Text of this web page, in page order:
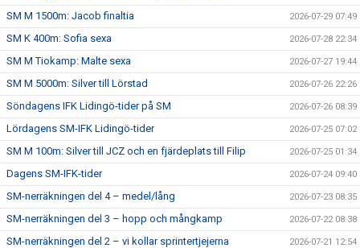
SM M 1500m: Jacob finaltia 2026-07-29 07:49
SM K 400m: Sofia sexa 2026-07-28 22:34
SM M Tiokamp: Malte sexa 2026-07-27 19:44
SM M 5000m: Silver till Lörstad 2026-07-26 22:26
Söndagens IFK Lidingö-tider på SM 2026-07-26 08:39
Lördagens SM-IFK Lidingö-tider 2026-07-25 07:02
SM M 100m: Silver till JCZ och en fjärdeplats till Filip 2026-07-25 01:34
Dagens SM-IFK-tider 2026-07-24 09:40
SM-nerräkningen del 4 – medel/lång 2026-07-23 08:35
SM-nerräkningen del 3 – hopp och mångkamp 2026-07-22 08:38
SM-nerräkningen del 2 – vi kollar sprintertjejerna 2026-07-21 12:54